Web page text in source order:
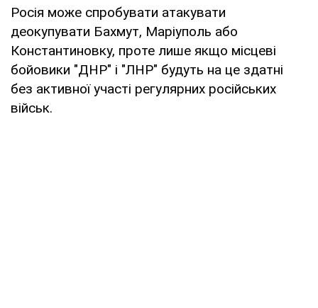
Росія може спробувати атакувати
деокупувати Бахмут, Маріуполь або
Константиновку, проте лише якщо місцеві
бойовики "ДНР" і "ЛНР" будуть на це здатні
без активної участі регулярних російських
військ.